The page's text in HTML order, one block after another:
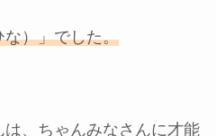
な）」でした。
、ちゃんみなさんに才能